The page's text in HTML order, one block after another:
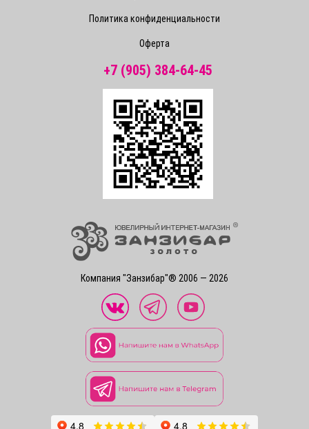
Компания "Занзибар"® 2006 — 2026
Политика конфиденциальности
Оферта
+7 (905) 384-64-45